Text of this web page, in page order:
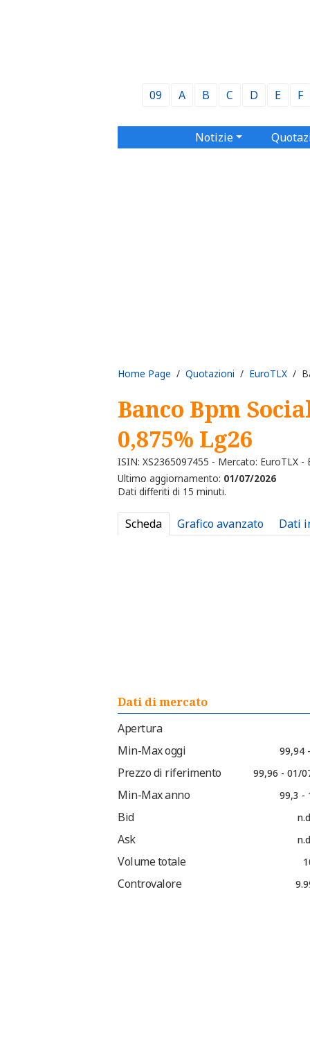
09 A B C D E F
Notizie
Home Page / Quotazioni / EuroTLX /
Banco Bpm
0,875% Lg26
ISIN: XS2365097455 - Mercato: EuroTLX -
Ultimo aggiornamento: 01/07/2026
Dati differiti di 15 minuti.
Scheda Grafico avanzato Dati
Dati di mercato
Apertura
Min-Max oggi
99,94
Prezzo di riferimento 99,96 - 01/
Min-Max anno 99,3 -
Bid
Ask
Volume totale
Controvalore